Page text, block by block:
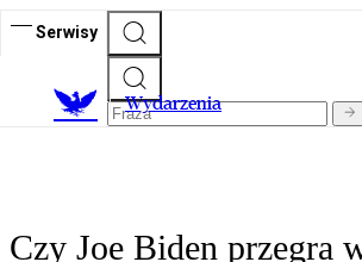
Serwisy
Wydarzenia
Czy Joe Biden przegra